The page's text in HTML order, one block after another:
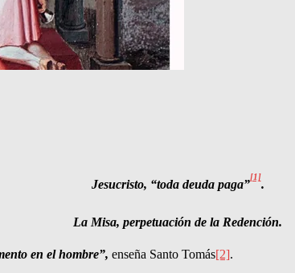
Jesucristo, “toda deuda paga”
[1]
.
La Misa, perpetuación de la Redención.
en el hombre”, enseña Santo Tomás[2].